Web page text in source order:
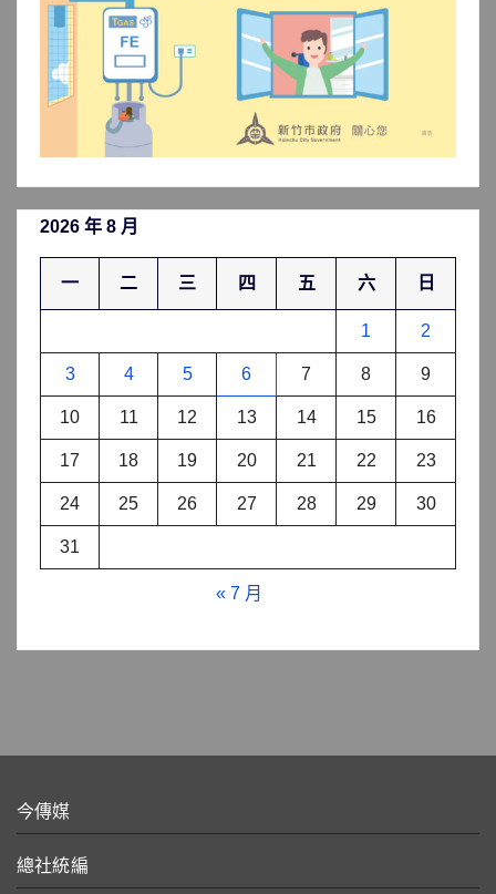
2026 年 8 月
一 二 三 四 五 六 日
1 2
3 4 5 6 7 8 9
10 11 12 13 14 15 16
17 18 19 20 21 22 23
24 25 26 27 28 29 30
31
« 7 月
今傳媒
總社統編